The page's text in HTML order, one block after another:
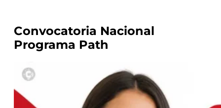
Convocatoria Nacional
Programa Path